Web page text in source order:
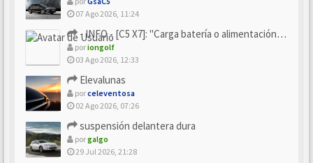
07 Ago 2026, 11:24
- INFO - [C5 X7]: "Carga batería o alimentación eléctri...
poriongolf
03 Ago 2026, 12:33
Elevalunas
porceleventosa
02 Ago 2026, 07:26
suspensión delantera dura
porgalgo
29 Jul 2026, 21:28